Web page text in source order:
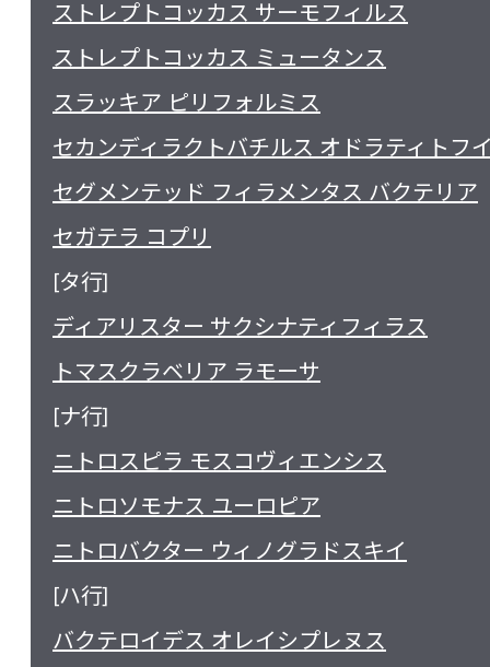
ストレプトコッカス サーモフィルス
ストレプトコッカス ミュータンス
スラッキア ピリフォルミス
セカンディラクトバチルス オドラティトフ
セグメンテッド フィラメンタス バクテリア
セガテラ コプリ
[タ行]
ディアリスター サクシナティフィラス
トマスクラベリア ラモーサ
[ナ行]
ニトロスピラ モスコヴィエンシス
ニトロソモナス ユーロピア
ニトロバクター ウィノグラドスキイ
[ハ行]
バクテロイデス オレイシプレヌス